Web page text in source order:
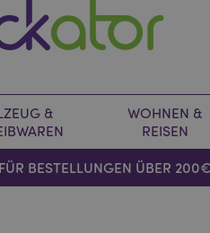
&
WOHNEN &
REISEN
BESTELLUNGEN ÜBER 200€